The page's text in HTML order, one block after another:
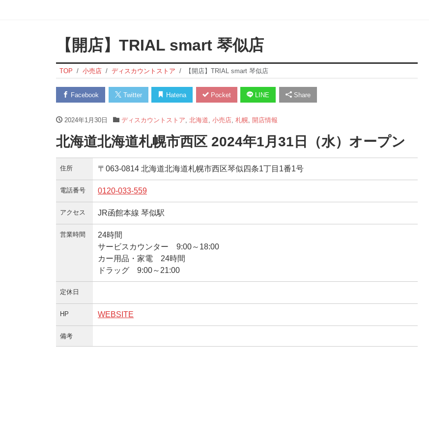
【開店】TRIAL smart 琴似店
TOP 小売店 ディスカウントストア 【開店】TRIAL smart 琴似店
Facebook Twitter Hatena Pocket LINE Share
2024年1月30日 ディスカウントストア 北海道 小売店, 札幌, 開店情報
北海道北海道札幌市西区 2024年1月31日（水）オープン
住所 〒063-0814 北海道北海道札幌市西区琴似四条1丁目1番1号
電話番号 0120-033-559
アクセス JR函館本線 琴似駅
営業時間
24時間
サービスカウンター 9:00～18:00
カー用品・家電 24時間
ドラッグ 9:00～21:00
定休日
HP WEBSITE
備考